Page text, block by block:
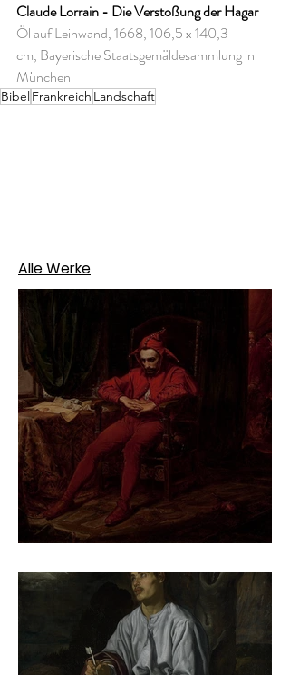
Claude Lorrain - Die Verstoßung der Hagar
Öl auf Leinwand, 1668, 106,5 x 140,3
cm, Bayerische Staatsgemäldesammlung in
München
BibelFrankreich Landschaft
Alle Werke